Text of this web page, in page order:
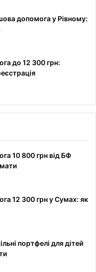
допомога у Рівному:
до 12 300 грн:
10 800 грн від БФ
12 300 грн у Сумах: як
портфелі для дітей